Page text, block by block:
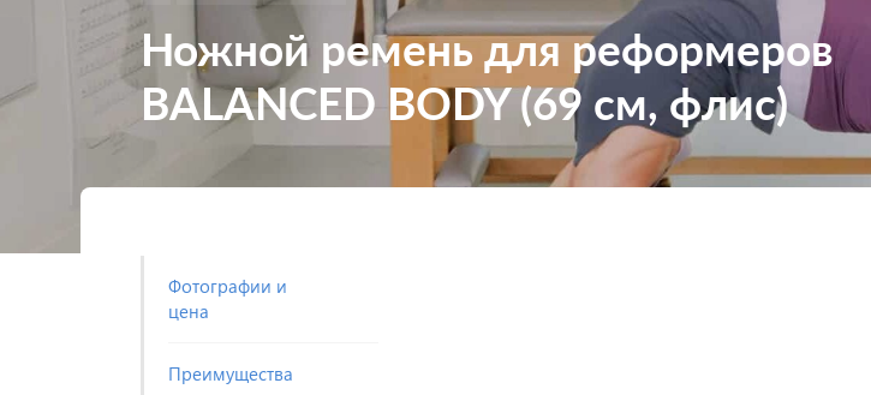
Ножной ремень для реформеров
BALANCED BODY (69 см, флис)
Фотографии и
цена
Преимущества